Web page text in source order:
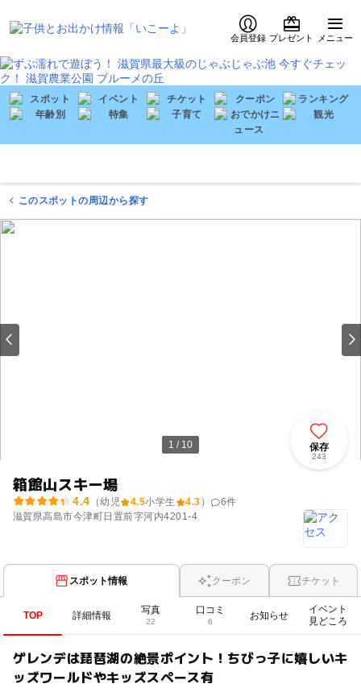
会員登録 プレゼント メニュー
このスポットの周辺から探す
1 / 10
箱館山スキー場
4.4 （幼児 4.5小学生 4.3 ） 6件
滋賀県高島市今津町日置前字河内4201-4
保存
243
スポット情報 クーポン チケット
TOP 詳細情報 写真
22
口コミ
6
お知らせ
イベント
見どころ
ゲレンデは琵琶湖の絶景ポイント！ちびっ子に嬉しいキ
ッズワールドやキッズスペース有